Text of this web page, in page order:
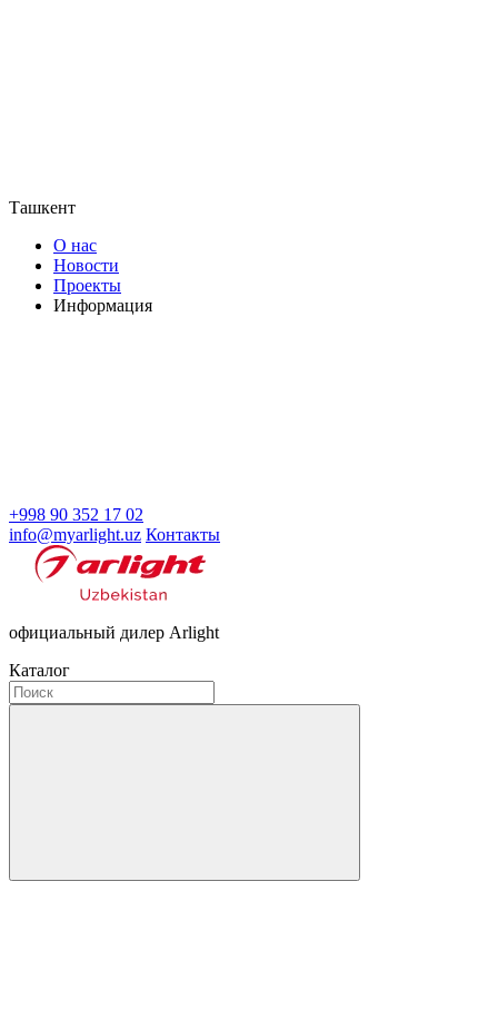
Ташкент
О нас
Новости
Проекты
Информация
+998 90 352 17 02
info@myarlight.uz Контакты
официальный дилер Arlight
Каталог